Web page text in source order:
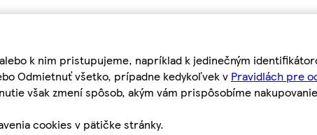
k nim pristupujeme, napríklad k jedinečným
Odmietnuť všetko, prípadne kedykoľvek v Pravidlách pre
však zmení spôsob, akým vám prispôsobíme
cookies v pätičke stránky.